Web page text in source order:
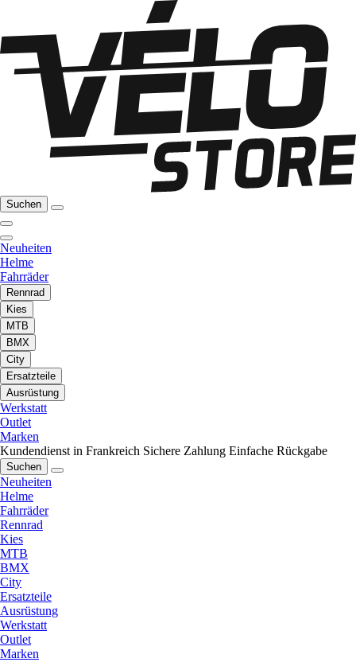
Suchen
Neuheiten
Helme
Fahrräder
Rennrad
Kies
MTB
BMX
City
Ersatzteile
Ausrüstung
Werkstatt
Outlet
Marken
Kundendienst in Frankreich Sichere Zahlung Einfache Rückgabe
Suchen
Neuheiten
Helme
Fahrräder
Rennrad
Kies
MTB
BMX
City
Ersatzteile
Ausrüstung
Werkstatt
Outlet
Marken